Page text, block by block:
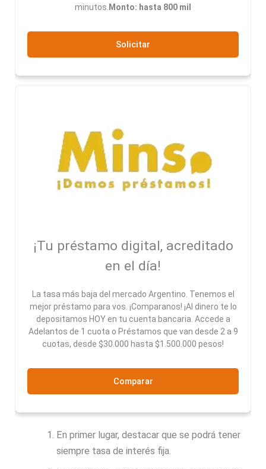
minutos. Monto: hasta 800 mil
Solicitar
¡Tu préstamo digital, acreditado
en el día!
La tasa más baja del mercado Argentino. Tenemos el
mejor préstamo para vos. ¡Comparanos! ¡Al dinero te lo
depositamos HOY en tu cuenta bancaria. Accede a
Adelantos de 1 cuota o Préstamos que van desde 2 a 9
cuotas, desde $30.000 hasta $1.500.000 pesos!
Comparar
En primer lugar, destacar que se podrá tener
siempre tasa de interés fija.